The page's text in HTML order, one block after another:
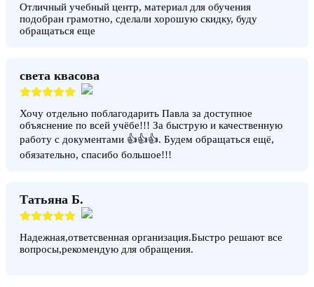
Отличный учебный центр, материал для обучения
подобран грамотно, сделали хорошую скидку, буду
обращаться еще
света квасова
Хочу отдельно поблагодарить Павла за доступное
объяснение по всей учёбе!!! За быструю и качественную
работу с документами 👍👍👍. Будем обращаться ещё,
обязательно, спасибо большое!!!
Татьяна Б.
Надежная,ответсвенная организация.Быстро решают все
вопросы,рекомендую для обращения.